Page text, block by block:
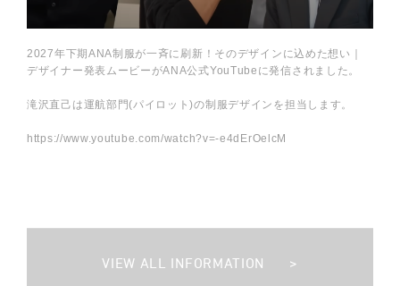
2027年下期ANA制服が一斉に刷新！そのデザインに込めた想い｜
デザイナー発表ムービーがANA公式YouTubeに発信されました。
滝沢直己は運航部門(パイロット)の制服デザインを担当します。
https://www.youtube.com/watch?v=-e4dErOelcM
VIEW ALL INFORMATION >